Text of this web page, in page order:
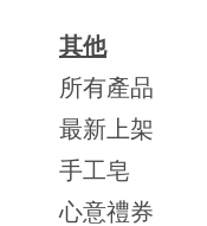
其他
所有產品
最新上架
手工皂
心意禮券